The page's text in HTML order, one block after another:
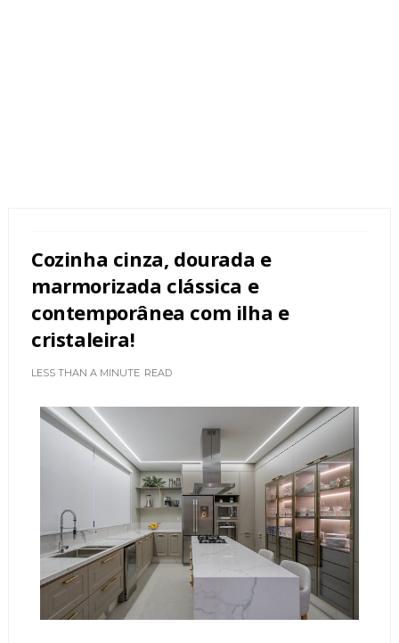
Cozinha cinza, dourada e
marmorizada clássica e
contemporânea com ilha e
cristaleira!
LESS THAN A MINUTE READ